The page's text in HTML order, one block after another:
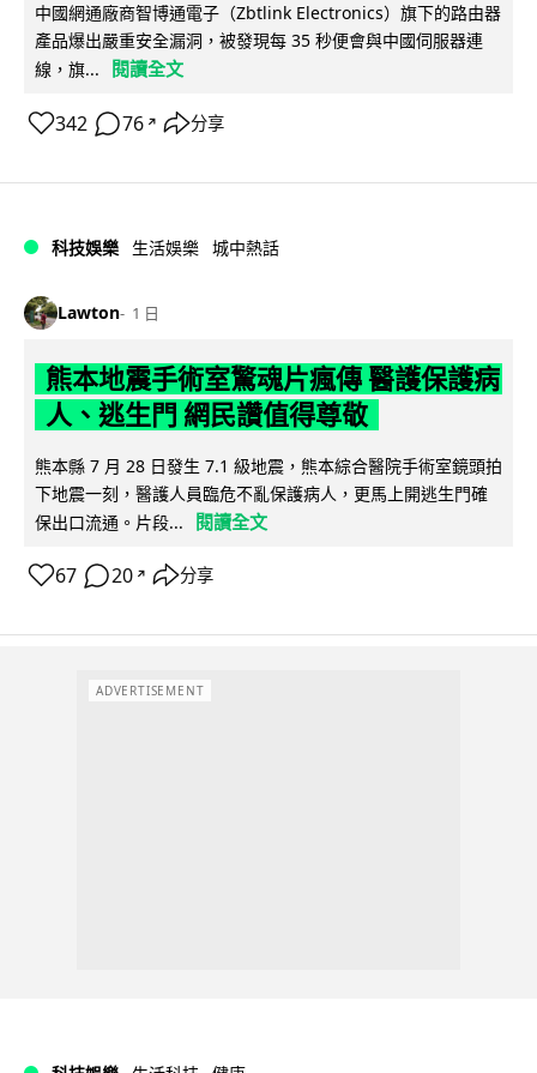
中國網通廠商智博通電子（Zbtlink Electronics）旗下的路由器
產品爆出嚴重安全漏洞，被發現每 35 秒便會與中國伺服器連
線，旗...
閱讀全文
342 76 ↗ 分享
科技娛樂 生活娛樂 城中熱話
Lawton 1 日
熊本地震手術室驚魂片瘋傳 醫護保護病
人、逃生門 網民讚值得尊敬
熊本縣 7 月 28 日發生 7.1 級地震，熊本綜合醫院手術室鏡頭拍
下地震一刻，醫護人員臨危不亂保護病人，更馬上開逃生門確
保出口流通。片段...
閱讀全文
67 20 ↗ 分享
ADVERTISEMENT